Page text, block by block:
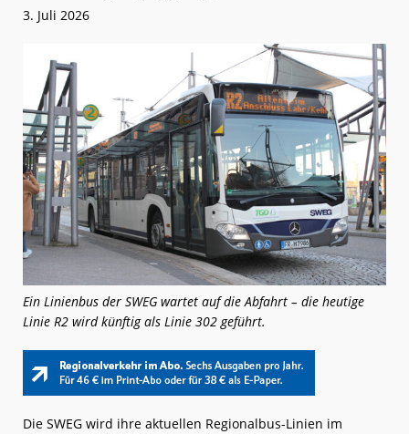
3. Juli 2026
Ein Linienbus der SWEG wartet auf die Abfahrt – die heutige
Linie R2 wird künftig als Linie 302 geführt.
Die SWEG wird ihre aktuellen Regionalbus-Linien im